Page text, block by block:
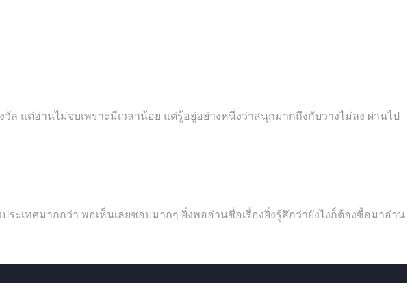
แต่อ่านไม่จบเพราะมีเวลาน้อย แต่รู้อยู่อย่างหนึ่งว่าสนุกมากถึงกับวางไม่ลง ผ่านไป
ะเทศมากกว่า พอเห็นเลยชอบมากๆ ยิ่งพออ่านชื่อเรื่องยิ่งรู้สึกว่ายังไงก็ต้องซื้อมาอ่าน